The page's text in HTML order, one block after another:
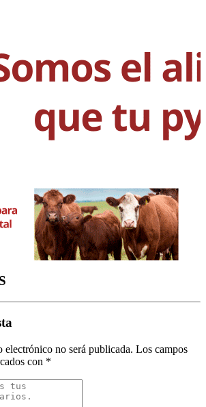
electrónico no será publicada. Los campos
con *